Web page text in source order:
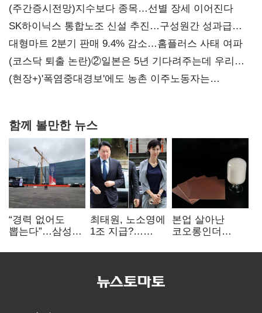
(주간증시전망)지수보다 종목…선별 장세 이어진다
SK하이닉스 통합노조 신설 추진…구성원간 성과급
불만 확산
대형마트 2분기 판매 9.4% 감소…홈플러스 사태 여파
(코스닥 퇴출 논란)②일본은 5년 기다려주는데 우리는
당장 퇴출?…시간만으론 부족한 코스닥 구하기
(현장+)'폭염중대경보'에도 농촌 이주노동자는
함께 볼만한 뉴스
“경력 없어도
뽑는다”…삼성
반도체 인재
최태원, 노소영에
1조 지급?…
본업 살아난
코오롱인더
배터리 소재로